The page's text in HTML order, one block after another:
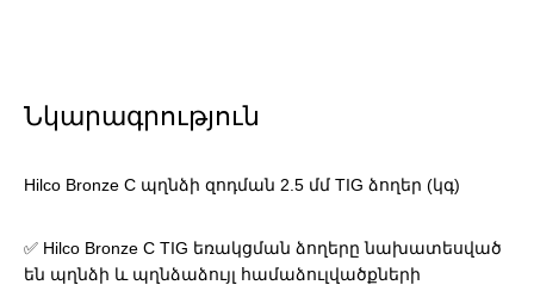
Նկարագրություն
Hilco Bronze C պղնձի զոդման 2.5 մմ TIG ձողեր (կգ)
✅ Hilco Bronze C TIG եռակցման ձողերը նախատեսված
են պղնձի և պղնձաձույլ համաձուլվածքների